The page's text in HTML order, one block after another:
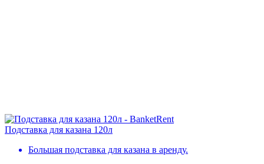
Подставка для казана 120л
Большая подставка для казана в аренду.